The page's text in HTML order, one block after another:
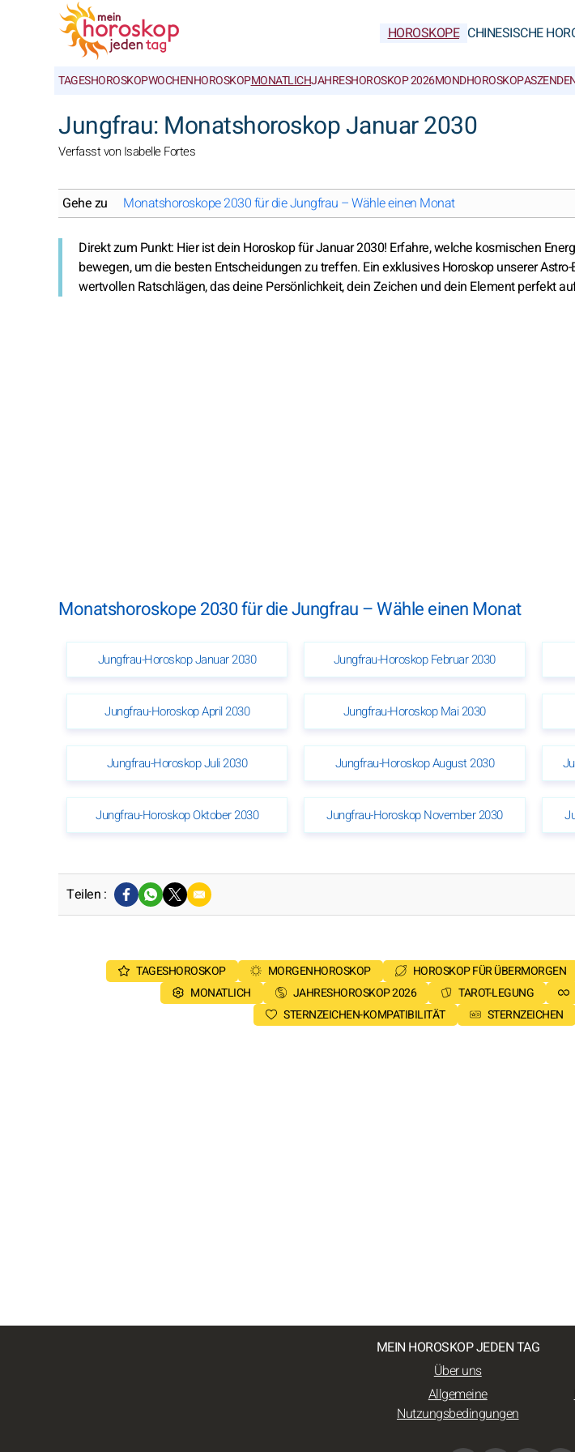
HOROSKOPE CHINESISCHE
TAGESHOROSKOPWOCHENHOROSKOPMONATLICHJAHRESHOROSKOP 2026MONDHOROSKOP
Jungfrau: Monatshoroskop Januar 2030
Verfasst von Isabelle Fortes
Gehe zu Monatshoroskope 2030 für die Jungfrau – Wähle einen Monat
Direkt zum Punkt: Hier ist dein Horoskop für Januar 2030! Erfahre, welche kosmischen
bewegen, um die besten Entscheidungen zu treffen. Ein exklusives Horoskop unserer
wertvollen Ratschlägen, das deine Persönlichkeit, dein Zeichen und dein Element perfekt
Monatshoroskope 2030 für die Jungfrau – Wähle einen Monat
Jungfrau-Horoskop Januar 2030 Jungfrau-Horoskop Februar 2030
Jungfrau-Horoskop April 2030 Jungfrau-Horoskop Mai 2030
Jungfrau-Horoskop Juli 2030 Jungfrau-Horoskop August 2030
Jungfrau-Horoskop Oktober 2030 Jungfrau-Horoskop November 2030
Teilen :
TAGESHOROSKOP MORGENHOROSKOP HOROSKOP FÜR ÜBERMORGEN
MONATLICH
JAHRESHOROSKOP 2026 TAROT-LEGUNG
STERNZEICHEN-KOMPATIBILITÄT
STERNZEICHEN
MEIN HOROSKOP JEDEN TAG
Über uns
Allgemeine
Nutzungsbedingungen